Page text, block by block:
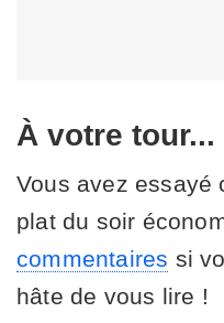
À votre tour...
Vous avez essayé
plat du soir
commentaires si
hâte de vous lire !